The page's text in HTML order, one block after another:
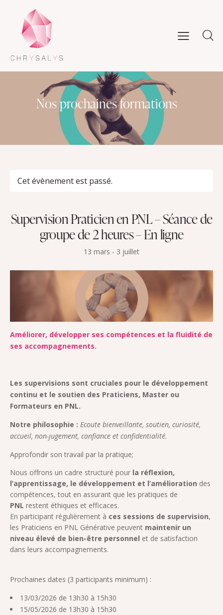
Nos prochaines formations
Cet évènement est passé.
Supervision Praticien en PNL – Séance de
groupe de 2 heures – En ligne
13 mars - 3 juillet
Améliorer, développer ses compétences et la fluidité de
ses accompagnements.
Les supervisions sont cruciales pour le développement
continu et le soutien des Praticiens, Master ou
Formateurs en PNL.
Notre philosophie : Ecoute bienveillante, soutien, curiosité,
accueil, non-jugement, confiance et confidentialité.
Approfondir son travail par la pratique;
Nous offrons un cadre structuré pour la réflexion,
l’apprentissage, le développement et l’amélioration des
compétences, tout en assurant que les pratiques de
PNL restent éthiques et efficaces.
En participant régulièrement à ces sessions de supervision,
les Praticiens en PNL Générative peuvent maintenir un
niveau élevé de bien-être personnel et de satisfaction
dans leurs accompagnements.
Prochaines dates (3 participants minimum) :
13/03/2026 de 13h30 à 15h30
15/05/2026 de 13h30 à 15h30